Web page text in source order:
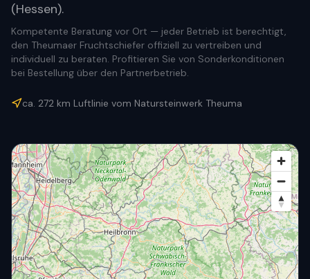
(Hessen).
Kompetente Beratung vor Ort — jeder Betrieb ist berechtigt,
den Theumaer Fruchtschiefer offiziell zu vertreiben und
individuell zu beraten. Profitieren Sie von Sonderkonditionen
bei Bestellung über den Partnerbetrieb.
ca. 272 km Luftlinie vom Natursteinwerk Theuma